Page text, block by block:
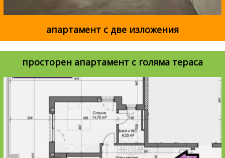
апартамент с две изложения
просторен апартамент с голяма тераса